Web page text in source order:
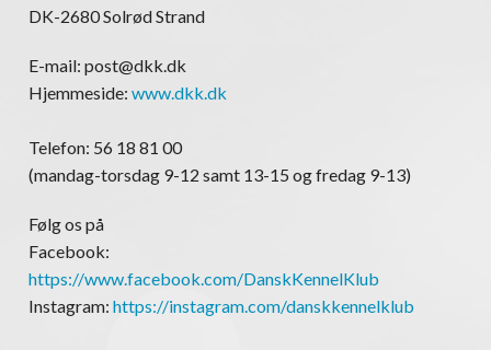
DK-2680 Solrød Strand
E-mail: post@dkk.dk
Hjemmeside: www.dkk.dk
Telefon: 56 18 81 00
(mandag-torsdag 9-12 samt 13-15 og fredag 9-13)
Følg os på
Facebook:
https://www.facebook.com/DanskKennelKlub
Instagram: https://instagram.com/danskkennelklub